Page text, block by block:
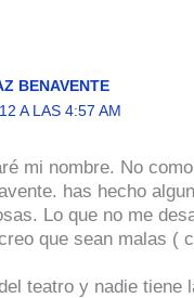
BENAVENTE
A LAS 4:57 AM
mi nombre. No
has hecho
Lo que no me
que sean malas (
teatro y nadie tiene